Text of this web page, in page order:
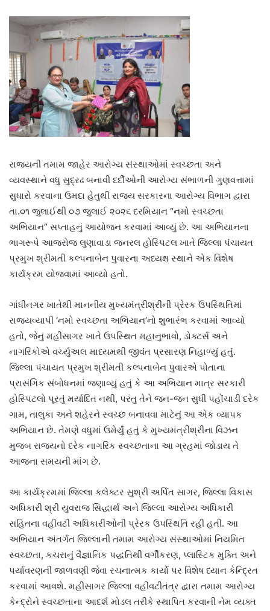
રાજ્યની તમામ જાહેર આરોગ્ય સંસ્થાઓમાં સ્વચ્છતા અને
વ્યવસ્થાને વધુ સુદ્રઢ બનાવી દર્દીઓની આરોગ્ય સંભાળની ગુણવત્તામાં
સુધારો કરવાના ઉમદા હેતુથી રાજ્ય સરકારના આરોગ્ય વિભાગ દ્વારા
તા.૦૧ જુલાઈથી ૦૭ જુલાઈ ૨૦૨૬ દરમિયાન “નમો સ્વચ્છતા
અભિયાન” સપ્તાહનું આયોજન કરવામાં આવ્યું છે. આ અભિયાનના
ભાગરૂપે આજરોજ લુણાવાડા જનરલ હોસ્પિટલ ખાતે જિલ્લા પંચાયત
પ્રમુખ શ્રીમતી કલ્પનાબેન પુવારના અધ્યક્ષ સ્થાને એક વિશેષ
કાર્યક્રમ યોજવામાં આવ્યો હતો.
ગાંધીનગર ખાતેથી માનનીય મુખ્યમંત્રીશ્રીની પ્રેરક ઉપસ્થિતિમાં
રાજ્યવ્યાપી ‘નમો સ્વચ્છતા અભિયાન’નો શુભારંભ કરવામાં આવ્યો
હતો, જેનું મહીસાગર ખાતે ઉપસ્થિત મહાનુભાવો, ડોક્ટર્સ અને
નાગરિકોએ વર્ચ્યુઅલ માધ્યમથી જીવંત પ્રસારણ નિહાળ્યું હતું.
જિલ્લા પંચાયત પ્રમુખ શ્રીમતી કલ્પનાબેન પુવારએ પોતાના
પ્રાસંગિક સંબોધનમાં જણાવ્યું હતું કે આ અભિયાન માત્ર સરકારી
હોસ્પિટલો પૂરતું મર્યાદિત નથી, પરંતુ તેને જન-જન સુધી પહોંચાડી દરેક
ગામ, તાલુકા અને શહેરને સ્વચ્છ બનાવવા માટેનું આ એક વ્યાપક
અભિયાન છે. તેમણે વધુમાં ઉમેર્યું હતું કે મુખ્યમંત્રીશ્રીના વિઝન
મુજબ રાજ્યનો દરેક નાગરિક સ્વચ્છતાના આ ગ્રહમાં જોડાય તે
આજના સમયની માંગ છે.
આ કાર્યક્રમમાં જિલ્લા કલેક્ટર સુશ્રી અર્પિત સાગર, જિલ્લા વિકાસ
અધિકારી શ્રી યુવરાજ સિદ્ધાર્થ અને જિલ્લા આરોગ્ય અધિકારી
સહિતના વહીવટી અધિકારીઓની પ્રેરક ઉપસ્થિતિ રહી હતી. આ
અભિયાન અંતર્ગત જિલ્લાની તમામ આરોગ્ય સંસ્થાઓમાં નિયમિત
સ્વચ્છતા, કચરાનું વૈજ્ઞાનિક પદ્ધતિથી વર્ગીકરણ, પ્લાસ્ટિક મુક્તિ અને
પર્યાવરણની જાળવણી જેવા રચનાત્મક કાર્યો પર વિશેષ ધ્યાન કેન્દ્રિત
કરવામાં આવશે. મહીસાગર જિલ્લા વહીવટીતંત્ર દ્વારા તમામ આરોગ્ય
કેન્દ્રોને સ્વચ્છતાના આદર્શ મોડલ તરીકે સ્થાપિત કરવાની નેમ વ્યક્ત